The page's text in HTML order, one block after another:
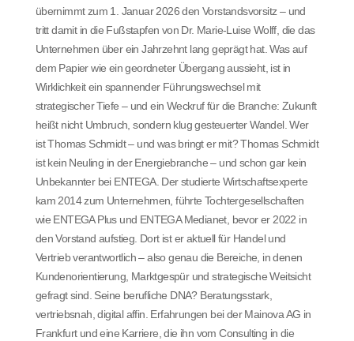
übernimmt zum 1. Januar 2026 den Vorstandsvorsitz – und
tritt damit in die Fußstapfen von Dr. Marie-Luise Wolff, die das
Unternehmen über ein Jahrzehnt lang geprägt hat. Was auf
dem Papier wie ein geordneter Übergang aussieht, ist in
Wirklichkeit ein spannender Führungswechsel mit
strategischer Tiefe – und ein Weckruf für die Branche: Zukunft
heißt nicht Umbruch, sondern klug gesteuerter Wandel. Wer
ist Thomas Schmidt – und was bringt er mit? Thomas Schmidt
ist kein Neuling in der Energiebranche – und schon gar kein
Unbekannter bei ENTEGA. Der studierte Wirtschaftsexperte
kam 2014 zum Unternehmen, führte Tochtergesellschaften
wie ENTEGA Plus und ENTEGA Medianet, bevor er 2022 in
den Vorstand aufstieg. Dort ist er aktuell für Handel und
Vertrieb verantwortlich – also genau die Bereiche, in denen
Kundenorientierung, Marktgespür und strategische Weitsicht
gefragt sind. Seine berufliche DNA? Beratungsstark,
vertriebsnah, digital affin. Erfahrungen bei der Mainova AG in
Frankfurt und eine Karriere, die ihn vom Consulting in die